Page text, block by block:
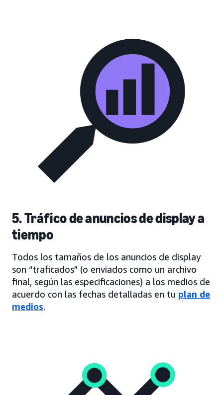
5. Tráfico de anuncios de display a
tiempo
Todos los tamaños de los anuncios de display
son “traficados” (o enviados como un archivo
final, según las especificaciones) a los medios de
acuerdo con las fechas detalladas en tu plan de
medios.